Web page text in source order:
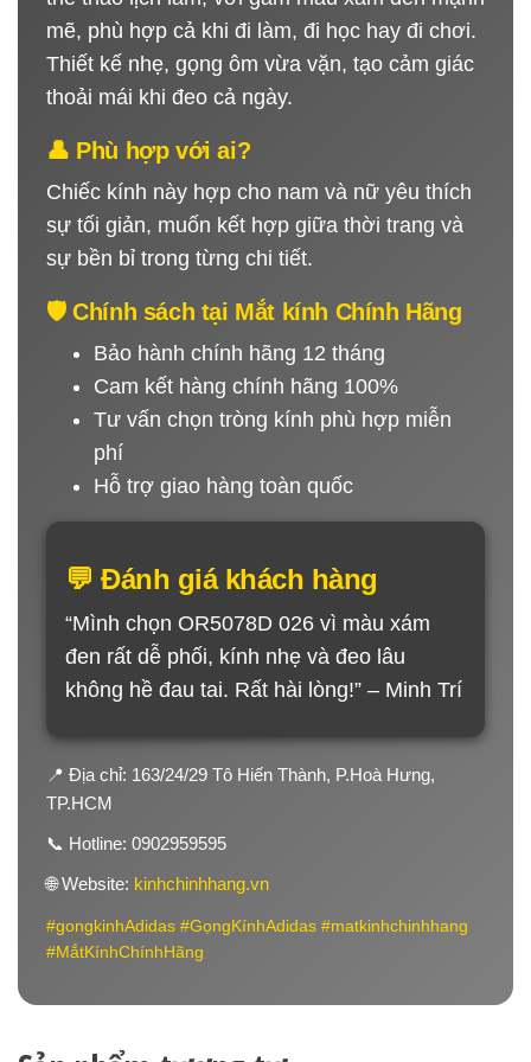
mẽ, phù hợp cả khi đi làm, đi học hay đi chơi.
Thiết kế nhẹ, gọng ôm vừa vặn, tạo cảm giác
thoải mái khi đeo cả ngày.
👤 Phù hợp với ai?
Chiếc kính này hợp cho nam và nữ yêu thích
sự tối giản, muốn kết hợp giữa thời trang và
sự bền bỉ trong từng chi tiết.
🛡 Chính sách tại Mắt kính Chính Hãng
Bảo hành chính hãng 12 tháng
Cam kết hàng chính hãng 100%
Tư vấn chọn tròng kính phù hợp miễn
phí
Hỗ trợ giao hàng toàn quốc
💬 Đánh giá khách hàng
“Mình chọn OR5078D 026 vì màu xám
đen rất dễ phối, kính nhẹ và đeo lâu
không hề đau tai. Rất hài lòng!” – Minh Trí
📍 Địa chỉ: 163/24/29 Tô Hiến Thành, P.Hoà Hưng,
TP.HCM
📞 Hotline: 0902959595
🌐 Website: kinhchinhhang.vn
#gongkinhAdidas #GọngKínhAdidas #matkinhchinhhang
#MắtKínhChínhHãng